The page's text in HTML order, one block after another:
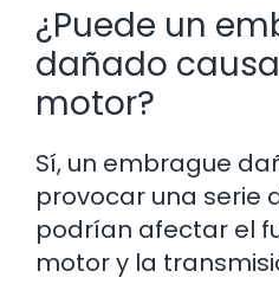
¿Puede un
dañado
motor?
Sí, un embrague
provocar una serie
podrían afectar el
motor y la